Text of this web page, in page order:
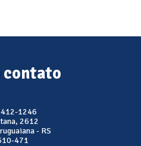
contato
1246
2612
- RS
471